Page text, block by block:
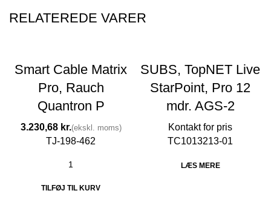
RELATEREDE VARER
Smart Cable Matrix
Pro, Rauch
Quantron P
kr.
TJ-198-462
TILFØJ TIL KURV
SUBS, TopNET Live
StarPoint, Pro 12
mdr. AGS-2
TC1013213-01
LÆS MERE